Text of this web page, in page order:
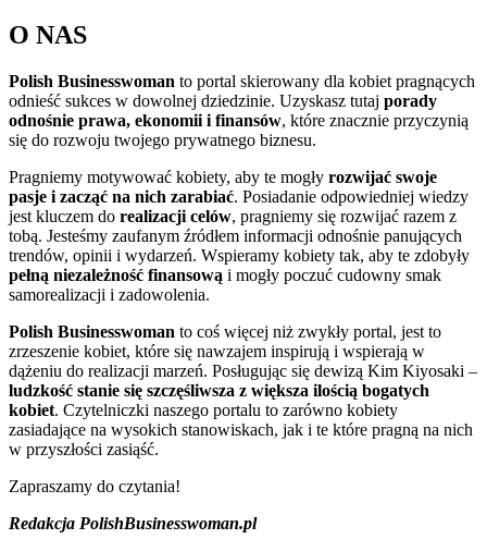
O NAS
Polish Businesswoman to portal skierowany dla kobiet pragnących
odnieść sukces w dowolnej dziedzinie. Uzyskasz tutaj porady
odnośnie prawa, ekonomii i finansów, które znacznie przyczynią
się do rozwoju twojego prywatnego biznesu.
Pragniemy motywować kobiety, aby te mogły rozwijać swoje
pasje i zacząć na nich zarabiać. Posiadanie odpowiedniej wiedzy
jest kluczem do realizacji celów, pragniemy się rozwijać razem z
tobą. Jesteśmy zaufanym źródłem informacji odnośnie panujących
trendów, opinii i wydarzeń. Wspieramy kobiety tak, aby te zdobyły
pełną niezależność finansową i mogły poczuć cudowny smak
samorealizacji i zadowolenia.
Polish Businesswoman to coś więcej niż zwykły portal, jest to
zrzeszenie kobiet, które się nawzajem inspirują i wspierają w
dążeniu do realizacji marzeń. Posługując się dewizą Kim Kiyosaki –
ludzkość stanie się szczęśliwsza z większa ilością bogatych
kobiet. Czytelniczki naszego portalu to zarówno kobiety
zasiadające na wysokich stanowiskach, jak i te które pragną na nich
w przyszłości zasiąść.
Zapraszamy do czytania!
Redakcja PolishBusinesswoman.pl